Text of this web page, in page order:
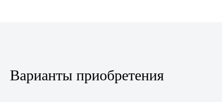
Варианты приобретения